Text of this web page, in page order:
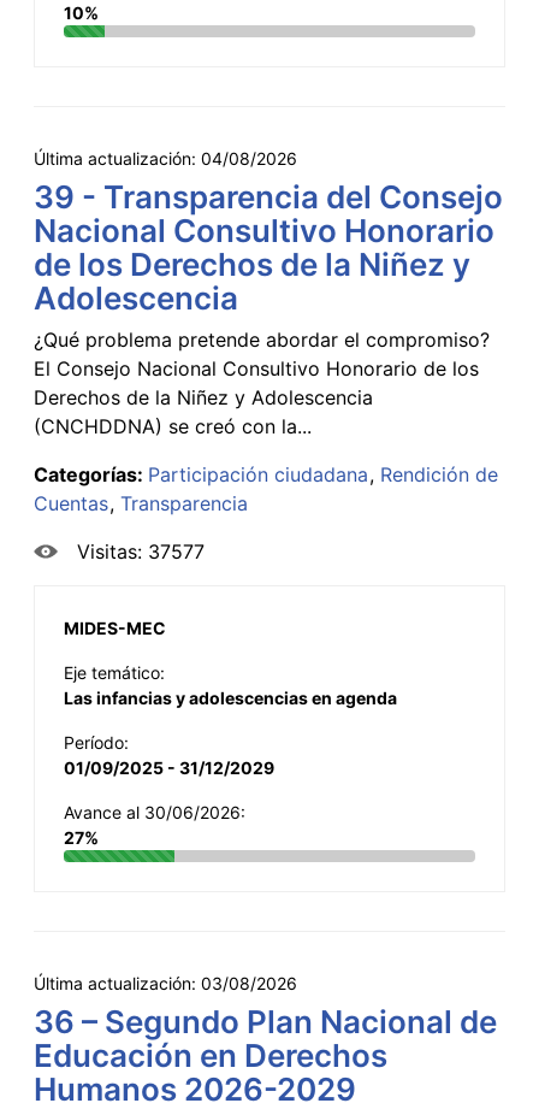
10%
Última actualización: 04/08/2026
39 - Transparencia del Consejo
Nacional Consultivo Honorario
de los Derechos de la Niñez y
Adolescencia
¿Qué problema pretende abordar el compromiso?
El Consejo Nacional Consultivo Honorario de los
Derechos de la Niñez y Adolescencia
(CNCHDDNA) se creó con la...
Categorías: Participación ciudadana Rendición de
Cuentas Transparencia
Visitas: 37577
MIDES-MEC
Eje temático:
Las infancias y adolescencias en agenda
Período:
01/09/2025 - 31/12/2029
Avance al 30/06/2026:
27%
Última actualización: 03/08/2026
36 – Segundo Plan Nacional de
Educación en Derechos
Humanos 2026-2029